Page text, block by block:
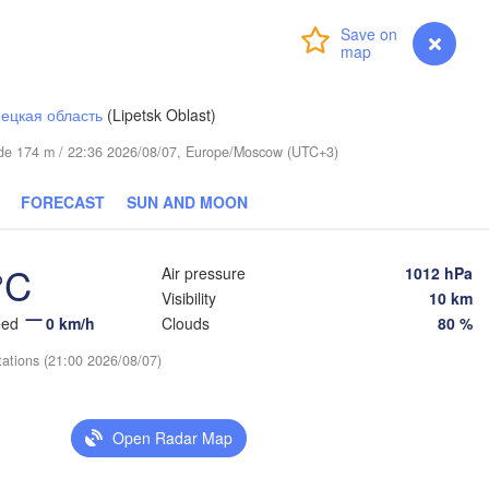
myVentusky Forecast
область (Lipetsk Oblast)
174 m / 22:36 2026/08/07, Europe/Moscow (UTC+3)
FORECAST SUN AND MOON
0 km/h
Air pressure
1012 hPa
Visibility
10 km
Clouds
80 %
(21:00 2026/08/07)
Open Radar Map
(Izhevsk)
(Neftekamsk)
Набережные Челны
(Naberezhnye Chelny)